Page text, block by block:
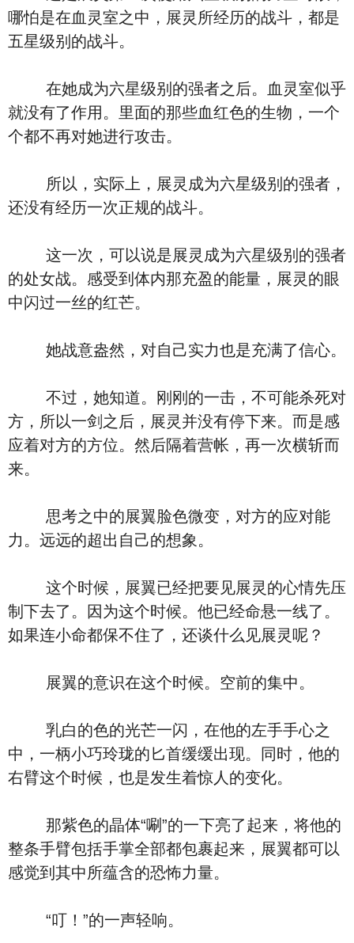
哪怕是在血灵室之中，展灵所经历的战斗，都是
五星级别的战斗。
在她成为六星级别的强者之后。血灵室似乎
就没有了作用。里面的那些血红色的生物，一个
个都不再对她进行攻击。
所以，实际上，展灵成为六星级别的强者，
还没有经历一次正规的战斗。
这一次，可以说是展灵成为六星级别的强者
的处女战。感受到体内那充盈的能量，展灵的眼
中闪过一丝的红芒。
她战意盎然，对自己实力也是充满了信心。
不过，她知道。刚刚的一击，不可能杀死对
方，所以一剑之后，展灵并没有停下来。而是感
应着对方的方位。然后隔着营帐，再一次横斩而
来。
思考之中的展翼脸色微变，对方的应对能
力。远远的超出自己的想象。
这个时候，展翼已经把要见展灵的心情先压
制下去了。因为这个时候。他已经命悬一线了。
如果连小命都保不住了，还谈什么见展灵呢？
展翼的意识在这个时候。空前的集中。
乳白的色的光芒一闪，在他的左手手心之
中，一柄小巧玲珑的匕首缓缓出现。同时，他的
右臂这个时候，也是发生着惊人的变化。
那紫色的晶体“唰”的一下亮了起来，将他的
整条手臂包括手掌全部都包裹起来，展翼都可以
感觉到其中所蕴含的恐怖力量。
“叮！”的一声轻响。